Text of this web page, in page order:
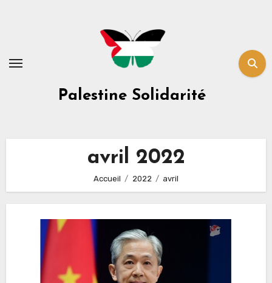
Palestine Solidarité
avril 2022
Accueil 2022 avril